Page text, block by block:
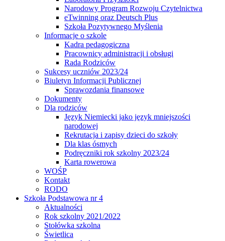
Narodowy Program Rozwoju Czytelnictwa
eTwinning oraz Deutsch Plus
Szkoła Pozytywnego Myślenia
Informacje o szkole
Kadra pedagogiczna
Pracownicy administracji i obsługi
Rada Rodziców
Sukcesy uczniów 2023/24
Biuletyn Informacji Publicznej
Sprawozdania finansowe
Dokumenty
Dla rodziców
Język Niemiecki jako język mniejszości
narodowej
Rekrutacja i zapisy dzieci do szkoły
Dla klas ósmych
Podręczniki rok szkolny 2023/24
Karta rowerowa
WOŚP
Kontakt
RODO
Szkoła Podstawowa nr 4
Aktualności
Rok szkolny 2021/2022
Stołówka szkolna
Świetlica